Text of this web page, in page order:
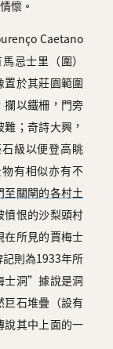
懷。
Caetano
忌士里（圍）
置於其莊園範圍
以鐵柵，門旁
；奇詩大興，
級以便登高眺
有相似亦有不
關閘的各村土
憤恨的沙梨頭村
在所見的賈梅士
記則為1933年所
士洞”據說是洞
巨石堆疊（設有
說其中上面的一